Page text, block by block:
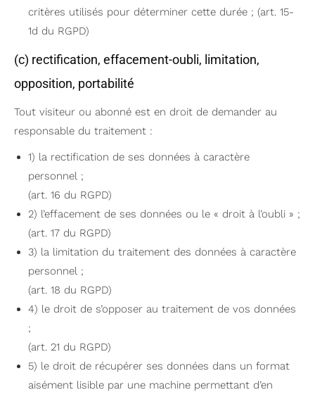
critères utilisés pour déterminer cette durée ; (art. 15-
1d du RGPD)
(c) rectification, effacement-oubli, limitation,
opposition, portabilité
Tout visiteur ou abonné est en droit de demander au
responsable du traitement :
1) la rectification de ses données à caractère
personnel ;
(art. 16 du RGPD)
2) l’effacement de ses données ou le « droit à l’oubli » ;
(art. 17 du RGPD)
3) la limitation du traitement des données à caractère
personnel ;
(art. 18 du RGPD)
4) le droit de s’opposer au traitement de vos données
;
(art. 21 du RGPD)
5) le droit de récupérer ses données dans un format
aisément lisible par une machine permettant d’en